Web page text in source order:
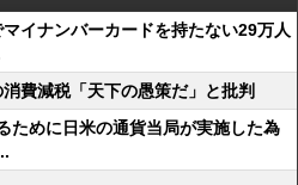
イナンバーカードを持たない29万人
費減税「天下の愚策だ」と批判
ために日米の通貨当局が実施した為